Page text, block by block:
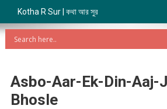
Kotha R Sur | কথা আর সুর
Asbo-Aar-Ek-Din-Aaj-
Bhosle